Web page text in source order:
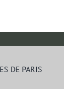
DE PARIS